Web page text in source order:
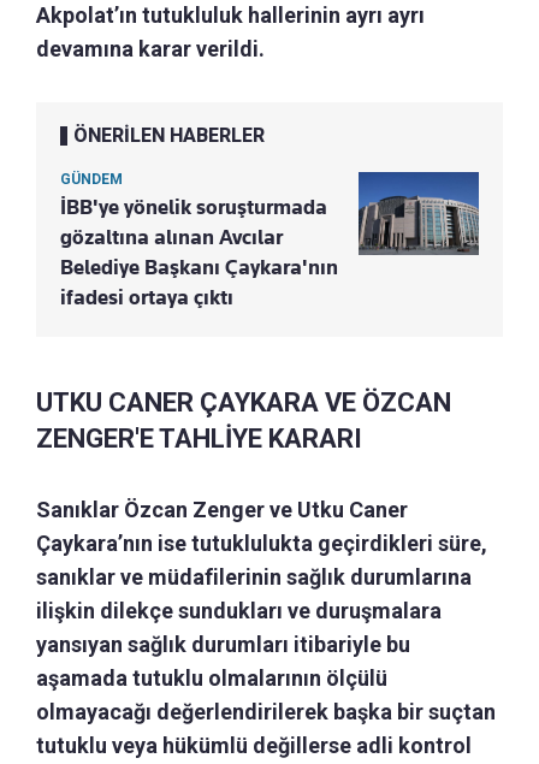
Akpolat’ın tutukluluk hallerinin ayrı ayrı
devamına karar verildi.
ÖNERİLEN HABERLER
GÜNDEM
İBB'ye yönelik soruşturmada
gözaltına alınan Avcılar
Belediye Başkanı Çaykara'nın
ifadesi ortaya çıktı
UTKU CANER ÇAYKARA VE ÖZCAN
ZENGER'E TAHLİYE KARARI
Sanıklar Özcan Zenger ve Utku Caner
Çaykara’nın ise tutuklulukta geçirdikleri süre,
sanıklar ve müdafilerinin sağlık durumlarına
ilişkin dilekçe sundukları ve duruşmalara
yansıyan sağlık durumları itibariyle bu
aşamada tutuklu olmalarının ölçülü
olmayacağı değerlendirilerek başka bir suçtan
tutuklu veya hükümlü değillerse adli kontrol